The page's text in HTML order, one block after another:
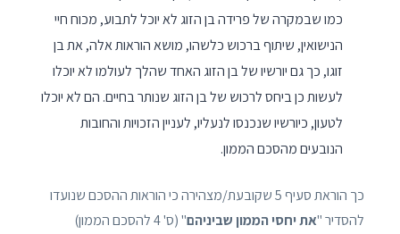
כמו שבמקרה של פרידה בן הזוג לא יוכל לתבוע, מכוח חיי
הנישואין, שיתוף ברכוש כלשהו, מושא הוראות אלה, את בן
זוגו, כך גם יורשיו של בן הזוג האחד שהלך לעולמו לא יוכלו
לעשות כן ביחס לרכוש של בן הזוג שנותר בחיים. הם לא יוכלו
לטעון, כיורשיו שנכנסו לנעליו, לעניין הזכויות והחובות
הנובעים מהסכם הממון.
כך הוראת סעיף 5 שקובעת/מצהירה כי הוראות ההסכם שנועדו
להסדיר "את יחסי הממון שביניהם
" (ס' 4 להסכם הממון)